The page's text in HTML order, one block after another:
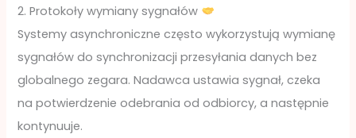
2. Protokoły wymiany sygnałów
Systemy asynchroniczne często wykorzystują wymianę
sygnałów do synchronizacji przesyłania danych bez
globalnego zegara. Nadawca ustawia sygnał, czeka
na potwierdzenie odebrania od odbiorcy, a następnie
kontynuuje.